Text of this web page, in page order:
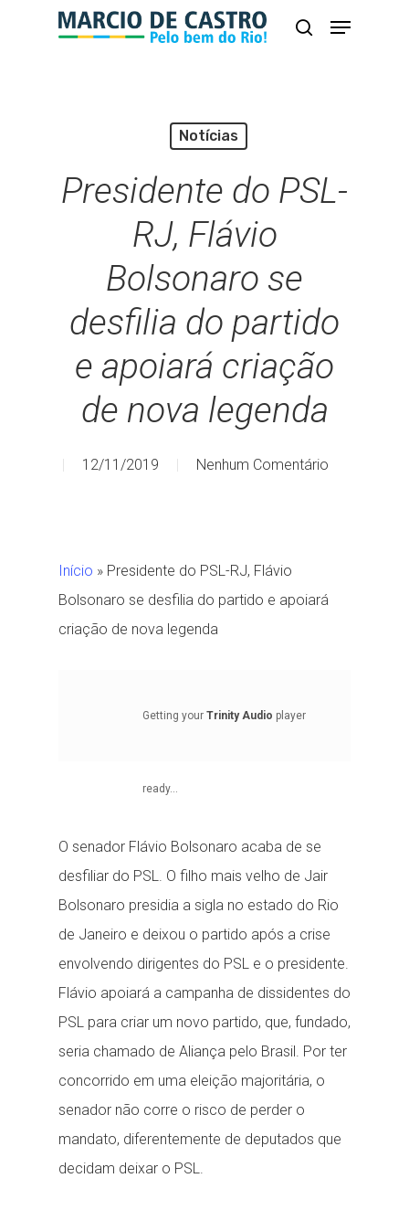
busca
Menu
Notícias
Presidente do PSL-
RJ, Flávio
Bolsonaro se
desfilia do partido
e apoiará criação
de nova legenda
12/11/2019 Nenhum Comentário
Início » Presidente do PSL-RJ, Flávio
Bolsonaro se desfilia do partido e apoiará
criação de nova legenda
Getting your Trinity Audio player
ready...
O senador Flávio Bolsonaro acaba de se
desfiliar do PSL. O filho mais velho de Jair
Bolsonaro presidia a sigla no estado do Rio
de Janeiro e deixou o partido após a crise
envolvendo dirigentes do PSL e o presidente.
Flávio apoiará a campanha de dissidentes do
PSL para criar um novo partido, que, fundado,
seria chamado de Aliança pelo Brasil. Por ter
concorrido em uma eleição majoritária, o
senador não corre o risco de perder o
mandato, diferentemente de deputados que
decidam deixar o PSL.